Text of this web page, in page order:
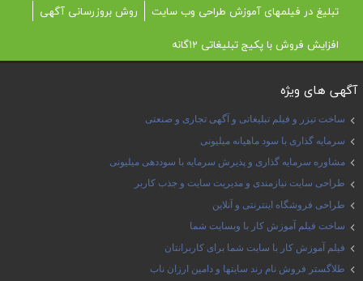
تبلیغ در فیلمهای آموزش طراحی وب سایت
روش بروزرسانی آگهی
افزایش فروش با پکیج تبلیغاتی 12گانه
آگهی های ویژه
ساخت تیزر و فیلم تبلیغاتی و آگهی تجاری و صنعتی
سرمایه گذاری با سود ماهیانه میلیونی
مشاوره سرمایه گذاری و پذیرش سرمایه با سوددهی میلیونی
طراحی سایت نیازمندی و مدیریت سایت و جذب کاربر
طراحی فروشگاه اینترنتی و آنلاین
ساخت فیلم آموزش کار با وبسایت شما
فیلم آموزش کار با سایت شما برای کاربرانتان
طلاگستر فروش نام رند سایتها و دامین ارزان ناب